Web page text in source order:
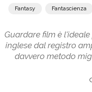
Fantasy Fantascienza
Guardare film è
inglese dal registro
davvero metodo